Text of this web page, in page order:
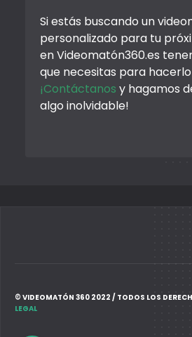
Si estás buscando un
personalizado para tu
en Videomatón360.es
que necesitas para
¡Contáctanos y hagamos
algo inolvidable!
© VIDEOMATÓN 360 2022 / TODOS LOS
LEGAL